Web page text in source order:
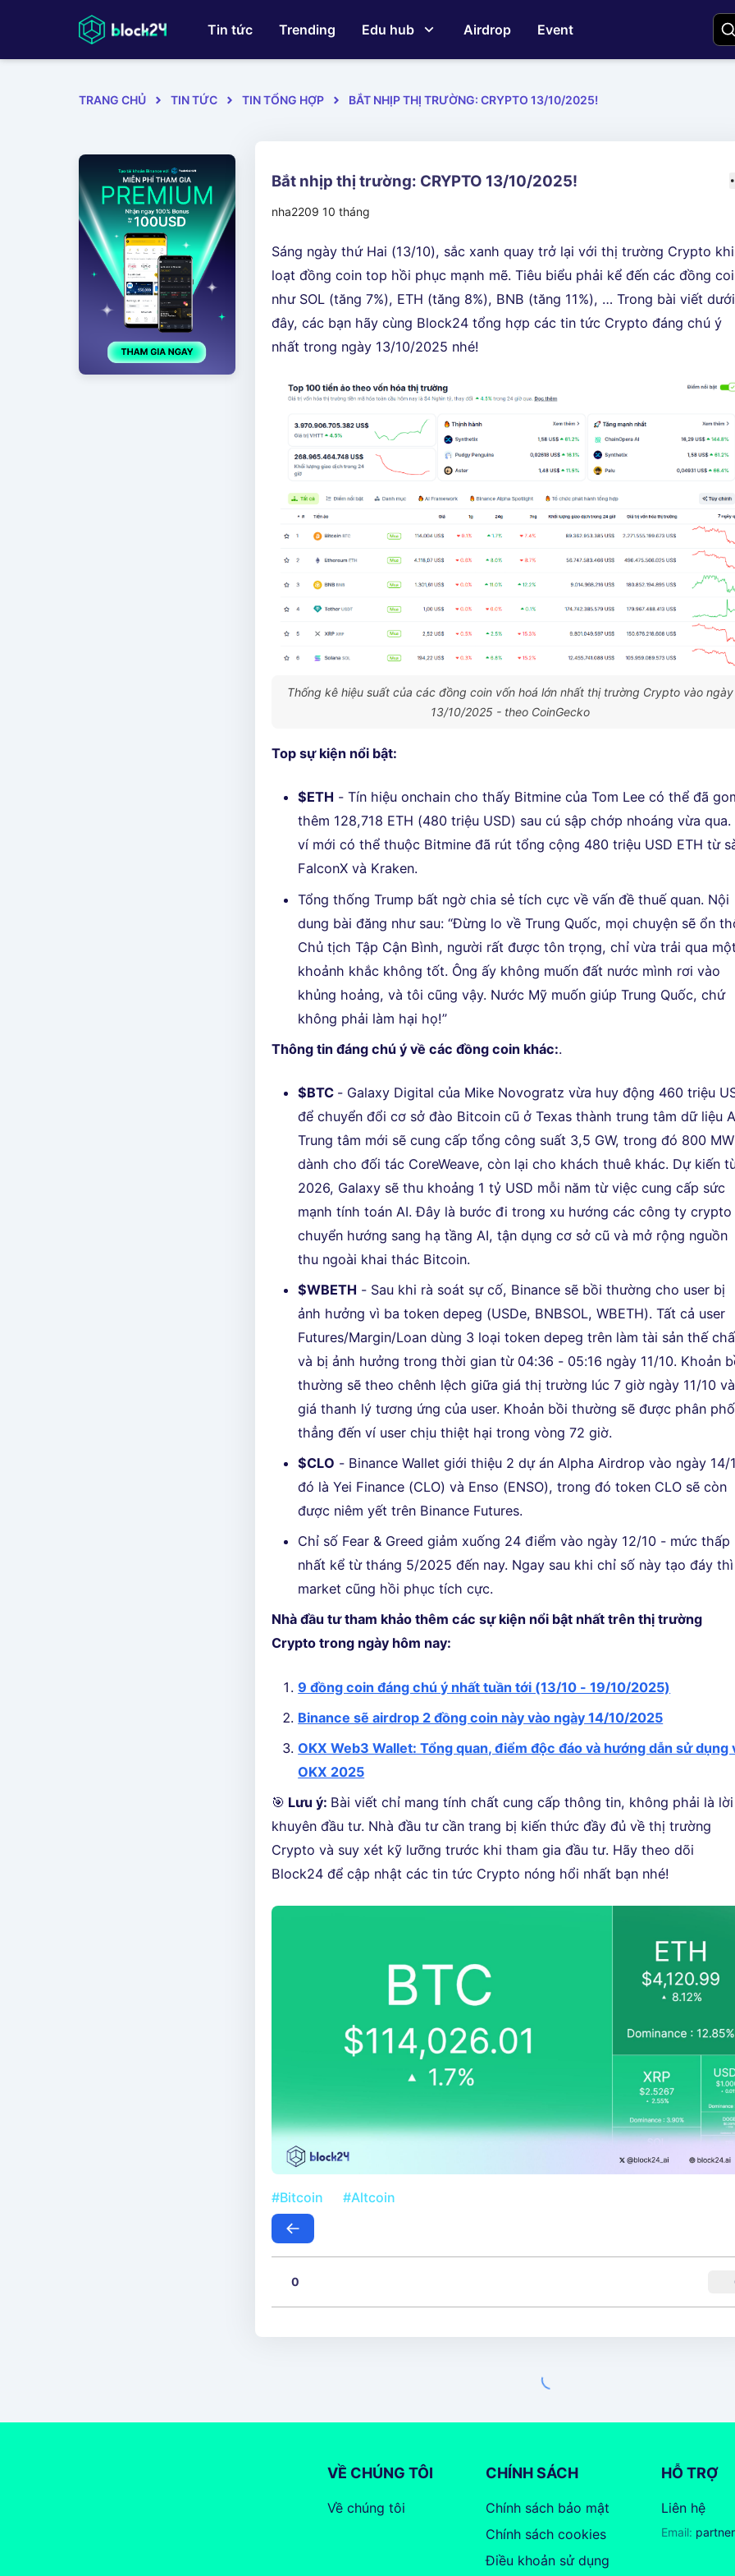
Tin tức Trending Edu hub Airdrop Event
TRANG CHỦ TIN TỨC TIN TỔNG HỢP BẮT NHỊP THỊ TRƯỜNG: CRYPTO 13/10/2025!
Bắt nhịp thị trường: CRYPTO 13/10/2025!
nha2209 10 tháng
Sáng ngày thứ Hai (13/10), sắc xanh quay trở lại với thị trường Crypto khi
loạt đồng coin top hồi phục mạnh mẽ. Tiêu biểu phải kể đến các đồng
như SOL (tăng 7%), ETH (tăng 8%), BNB (tăng 11%), … Trong bài viết dưới
đây, các bạn hãy cùng Block24 tổng hợp các tin tức Crypto đáng chú ý
nhất trong ngày 13/10/2025 nhé!
Thống kê hiệu suất của các đồng coin vốn hoá lớn nhất thị trường Crypto vào ngày
13/10/2025 - theo CoinGecko
Top sự kiện nổi bật:
$ETH - Tín hiệu onchain cho thấy Bitmine của Tom Lee có thể đã
thêm 128,718 ETH (480 triệu USD) sau cú sập chớp nhoáng vừa qua.
ví mới có thể thuộc Bitmine đã rút tổng cộng 480 triệu USD ETH từ
FalconX và Kraken.
Tổng thống Trump bất ngờ chia sẻ tích cực về vấn đề thuế quan. Nội
dung bài đăng như sau: “Đừng lo về Trung Quốc, mọi chuyện sẽ ổn
Chủ tịch Tập Cận Bình, người rất được tôn trọng, chỉ vừa trải qua
khoảnh khắc không tốt. Ông ấy không muốn đất nước mình rơi vào
khủng hoảng, và tôi cũng vậy. Nước Mỹ muốn giúp Trung Quốc, chứ
không phải làm hại họ!”
Thông tin đáng chú ý về các đồng coin khác:.
$BTC - Galaxy Digital của Mike Novogratz vừa huy động 460 triệu
để chuyển đổi cơ sở đào Bitcoin cũ ở Texas thành trung tâm dữ liệu
Trung tâm mới sẽ cung cấp tổng công suất 3,5 GW, trong đó 800 MW
dành cho đối tác CoreWeave, còn lại cho khách thuê khác. Dự kiến
2026, Galaxy sẽ thu khoảng 1 tỷ USD mỗi năm từ việc cung cấp sức
mạnh tính toán AI. Đây là bước đi trong xu hướng các công ty crypto
chuyển hướng sang hạ tầng AI, tận dụng cơ sở cũ và mở rộng nguồn
thu ngoài khai thác Bitcoin.
$WBETH - Sau khi rà soát sự cố, Binance sẽ bồi thường cho user bị
ảnh hưởng vì ba token depeg (USDe, BNBSOL, WBETH). Tất cả user
Futures/Margin/Loan dùng 3 loại token depeg trên làm tài sản thế
và bị ảnh hưởng trong thời gian từ 04:36 - 05:16 ngày 11/10. Khoản
thường sẽ theo chênh lệch giữa giá thị trường lúc 7 giờ ngày 11/10 và
giá thanh lý tương ứng của user. Khoản bồi thường sẽ được phân
thẳng đến ví user chịu thiệt hại trong vòng 72 giờ.
$CLO - Binance Wallet giới thiệu 2 dự án Alpha Airdrop vào ngày 14/
đó là Yei Finance (CLO) và Enso (ENSO), trong đó token CLO sẽ còn
được niêm yết trên Binance Futures.
Chỉ số Fear & Greed giảm xuống 24 điểm vào ngày 12/10 - mức thấp
nhất kể từ tháng 5/2025 đến nay. Ngay sau khi chỉ số này tạo đáy thì
market cũng hồi phục tích cực.
Nhà đầu tư tham khảo thêm các sự kiện nổi bật nhất trên thị trường
Crypto trong ngày hôm nay:
9 đồng coin đáng chú ý nhất tuần tới (13/10 - 19/10/2025)
Binance sẽ airdrop 2 đồng coin này vào ngày 14/10/2025
OKX Web3 Wallet: Tổng quan, điểm độc đáo và hướng dẫn sử dụng
OKX 2025
🎯 Lưu ý: Bài viết chỉ mang tính chất cung cấp thông tin, không phải là lời
khuyên đầu tư. Nhà đầu tư cần trang bị kiến thức đầy đủ về thị trường
Crypto và suy xét kỹ lưỡng trước khi tham gia đầu tư. Hãy theo dõi
Block24 để cập nhật các tin tức Crypto nóng hổi nhất bạn nhé!
#Bitcoin #Altcoin
0
VỀ CHÚNG TÔI
Về chúng tôi
CHÍNH SÁCH
Chính sách bảo mật
Chính sách cookies
Điều khoản sử dụng
HỖ TRỢ
Liên hệ
Email: